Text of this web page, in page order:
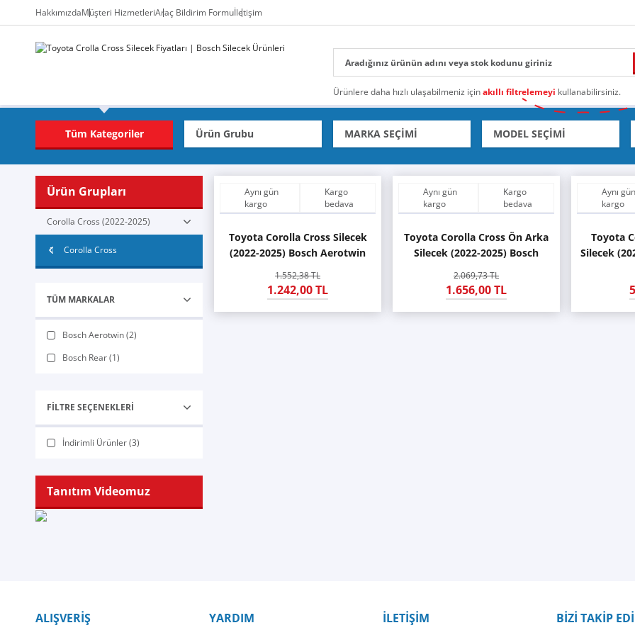
HakkımızdaMüşteri HizmetleriAraç Bildirim Formuİletişim
Ürünlere daha hızlı ulaşabilmeniz içinakıllı filtrelemeyi kullanabilirsiniz.
Tüm Kategoriler
Ürün Grupları
Corolla Cross (2022-2025)
Corolla Cross
TÜM MARKALAR
Bosch Aerotwin (2)
Bosch Rear (1)
FILTRE SEÇENEKLERI
İndirimli Ürünler (3)
Tanıtım Videomuz
Aynı gün
kargo
Kargo
bedava
Toyota Corolla Cross Silecek
(2022-2025) Bosch Aerotwin
1.552,38 TL
1.242,00 TL
Aynı gün
kargo
Kargo
bedava
Toyota Corolla Cross Ön Arka
Silecek (2022-2025) Bosch
2.069,73 TL
1.656,00 TL
Aynı gün
kargo
Toyota
Silecek
ALIŞVERİŞ YARDIM İLETİŞİM BİZİ TAKİP